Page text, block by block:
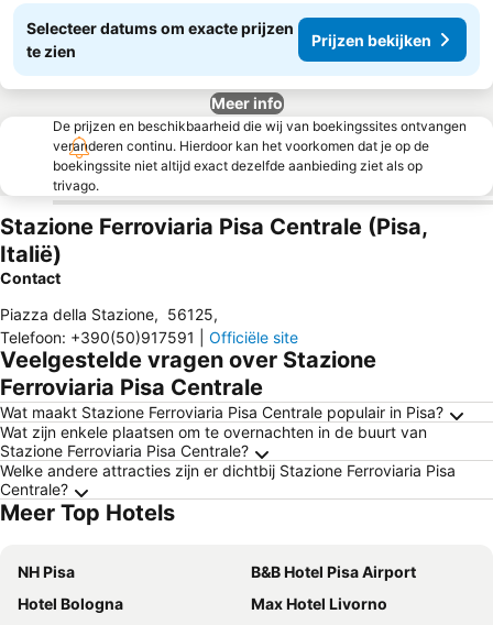
Selecteer datums om exacte prijzen
te zien
Prijzen bekijken
Meer info
De prijzen en beschikbaarheid die wij van boekingssites ontvangen
veranderen continu. Hierdoor kan het voorkomen dat je op de
boekingssite niet altijd exact dezelfde aanbieding ziet als op
trivago.
Stazione Ferroviaria Pisa Centrale (Pisa,
Italië)
Contact
Piazza della Stazione, 56125,
Telefoon: +390(50)917591 Officiële site
Veelgestelde vragen over Stazione
Ferroviaria Pisa Centrale
Wat maakt Stazione Ferroviaria Pisa Centrale populair in Pisa?
Wat zijn enkele plaatsen om te overnachten in de buurt van
Stazione Ferroviaria Pisa Centrale?
Welke andere attracties zijn er dichtbij Stazione Ferroviaria Pisa
Centrale?
Meer Top Hotels
NH Pisa
B&B Hotel Pisa Airport
Hotel Bologna
Max Hotel Livorno